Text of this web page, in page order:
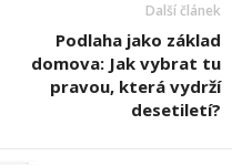
Další článek
Podlaha jako základ
domova: Jak vybrat tu
pravou, která vydrží
desetiletí?